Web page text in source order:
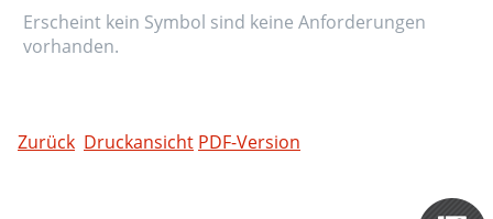
Erscheint kein Symbol sind keine Anforderungen
vorhanden.
Zurück Druckansicht PDF-Version